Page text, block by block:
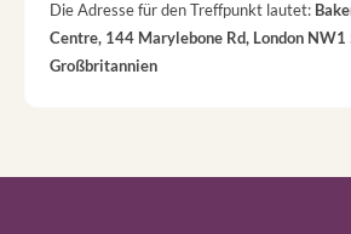
Die Adresse für den Treffpunkt lautet:
Centre, 144 Marylebone Rd, London NW1
Großbritannien